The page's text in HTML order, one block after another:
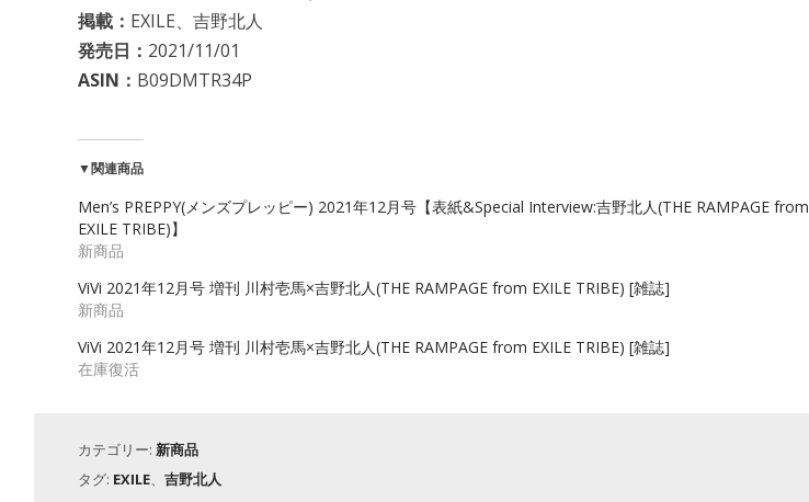
掲載： EXILE、吉野北人
発売日： 2021/11/01
ASIN： B09DMTR34P
▼関連商品
Men’s PREPPY(メンズプレッピー) 2021年12月号【表紙&Special Interview:吉野北人(THE RAMPAGE from
EXILE TRIBE)】
新商品
ViVi 2021年12月号 増刊 川村壱馬×吉野北人(THE RAMPAGE from EXILE TRIBE) [雑誌]
新商品
ViVi 2021年12月号 増刊 川村壱馬×吉野北人(THE RAMPAGE from EXILE TRIBE) [雑誌]
在庫復活
カテゴリー: 新商品
タグ: EXILE、 吉野北人